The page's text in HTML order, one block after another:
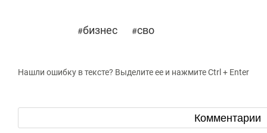
#бизнес #сво
Нашли ошибку в тексте? Выделите ее и нажмите Ctrl + Enter
Комментарии